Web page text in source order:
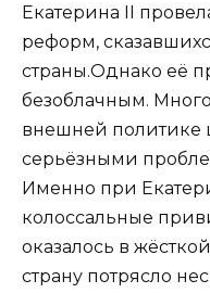
Екатерина II
реформ,
страны.Однако её
безоблачным.
внешней политике
серьёзными
Именно при
колоссальные
оказалось в
страну потрясло